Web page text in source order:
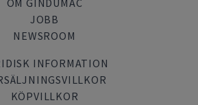
OM GINDUMAC
JOBB
NEWSROOM
INFORMATION
KÖPVILLKOR